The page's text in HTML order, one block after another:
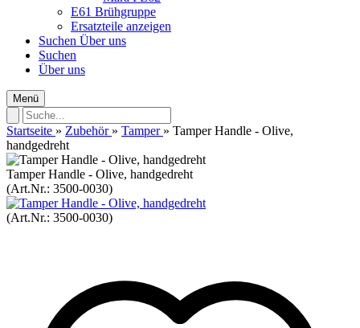
E61 Brühgruppe
Ersatzteile anzeigen
Suchen Über uns
Suchen
Über uns
Menü
Startseite » Zubehör » Tamper » Tamper Handle - Olive,
handgedreht
Tamper Handle - Olive, handgedreht
(Art.Nr.: 3500-0030)
(Art.Nr.: 3500-0030)